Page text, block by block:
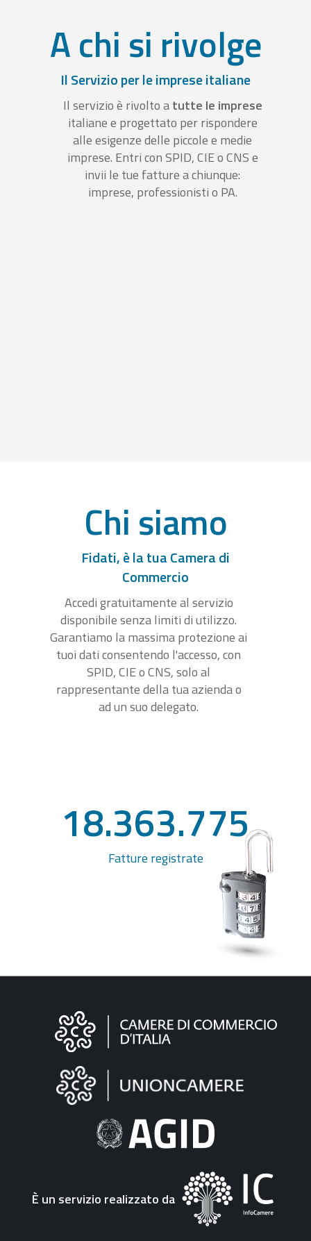
A chi si rivolge
Il Servizio per le imprese italiane
Il servizio è rivolto atutte le imprese
italiane e progettato per rispondere
alle esigenze delle piccole e medie
imprese. Entri con SPID, CIE o CNS e
invii le tue fatture a chiunque:
imprese, professionisti o PA.
Chi siamo
Fidati, è la tua Camera di
Commercio
Accedi gratuitamente al servizio
disponibile senza limiti di utilizzo.
Garantiamo la massima protezione ai
tuoi dati consentendo l'accesso, con
SPID, CIE o CNS, solo al
rappresentante della tua azienda o
ad un suo delegato.
18.363.775
Fatture registrate
Informazioni
"Fattura
Elettronica"
È un servizio realizzato da